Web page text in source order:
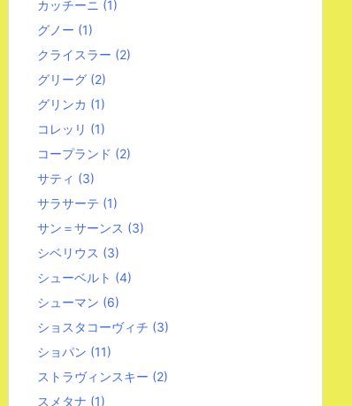
カッチーニ (1)
グノー (1)
クライスラー (2)
グリーグ (2)
グリンカ (1)
コレッリ (1)
コープランド (2)
サティ (3)
サラサーテ (1)
サン＝サーンス (3)
シベリウス (3)
シューベルト (4)
シューマン (6)
ショスタコーヴィチ (3)
ショパン (11)
ストラヴィンスキー (2)
スメタナ (1)